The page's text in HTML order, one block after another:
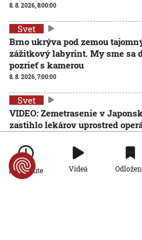
8. 8. 2026, 8:00:00
Svet
Brno ukrýva pod zemou
zážitkový labyrint. My sme sa
pozrieť s kamerou
8. 8. 2026, 7:00:00
Svet
VIDEO: Zemetrasenie v
zastihlo lekárov uprostred
7. 8. 2026, 15:01:59
Svet
Po minúte Videá